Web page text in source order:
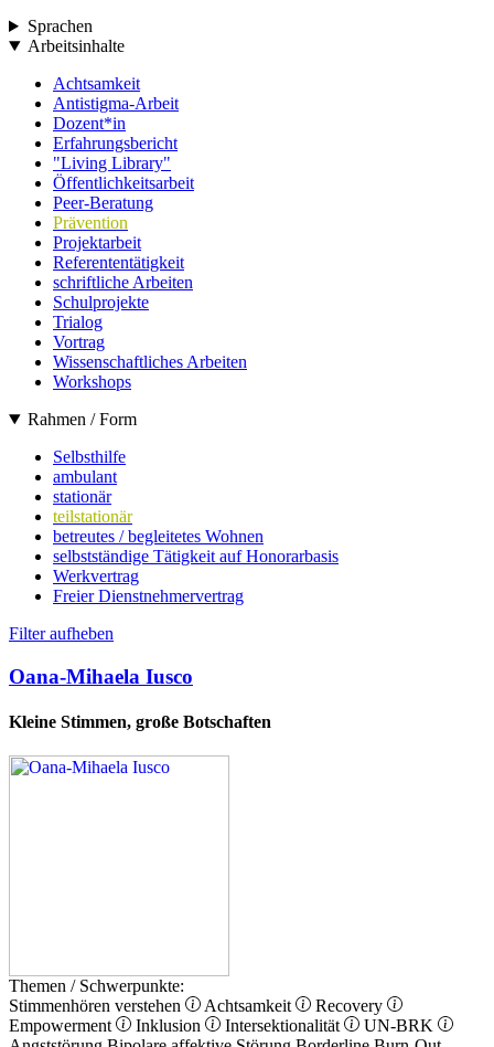
Sprachen
Arbeitsinhalte
Achtsamkeit
Antistigma-Arbeit
Dozent*in
Erfahrungsbericht
"Living Library"
Öffentlichkeitsarbeit
Peer-Beratung
Prävention
Projektarbeit
Referententätigkeit
schriftliche Arbeiten
Schulprojekte
Trialog
Vortrag
Wissenschaftliches Arbeiten
Workshops
Rahmen / Form
Selbsthilfe
ambulant
stationär
teilstationär
betreutes / begleitetes Wohnen
selbstständige Tätigkeit auf Honorarbasis
Werkvertrag
Freier Dienstnehmervertrag
Filter aufheben
Oana-Mihaela Iusco
Kleine Stimmen, große Botschaften
Themen / Schwerpunkte:
Stimmenhören verstehen
Achtsamkeit
Recovery
Empowerment
Inklusion Intersektionalität
UN-BRK